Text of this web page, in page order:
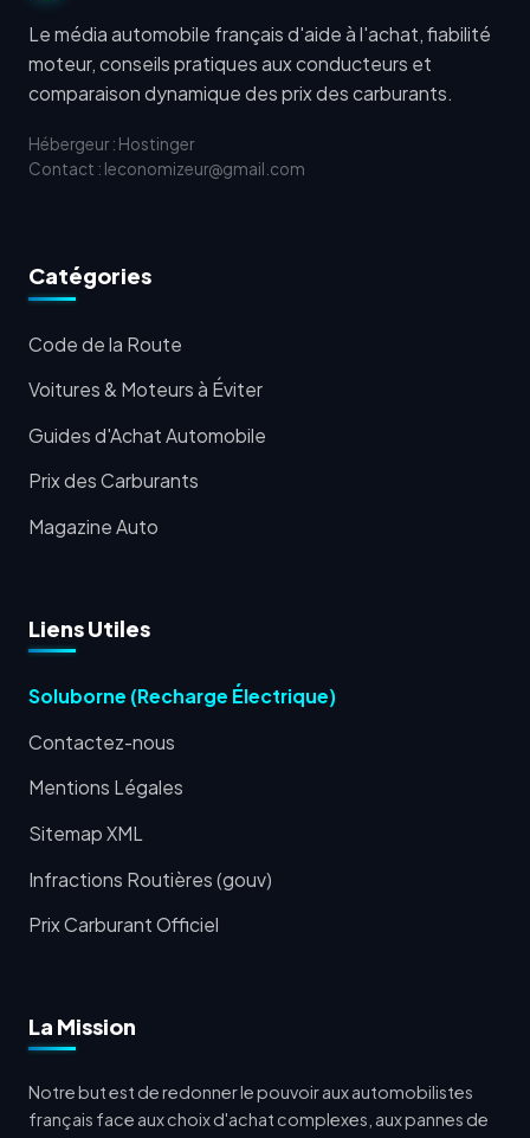
Le média automobile français d'aide à l'achat, fiabilité
moteur, conseils pratiques aux conducteurs et
comparaison dynamique des prix des carburants.
Hébergeur : Hostinger
Contact : leconomizeur@gmail.com
Catégories
Code de la Route
Voitures & Moteurs à Éviter
Guides d'Achat Automobile
Prix des Carburants
Magazine Auto
Liens Utiles
Soluborne (Recharge Électrique)
Contactez-nous
Mentions Légales
Sitemap XML
Infractions Routières (gouv)
Prix Carburant Officiel
La Mission
Notre but est de redonner le pouvoir aux automobilistes
français face aux choix d'achat complexes, aux pannes de